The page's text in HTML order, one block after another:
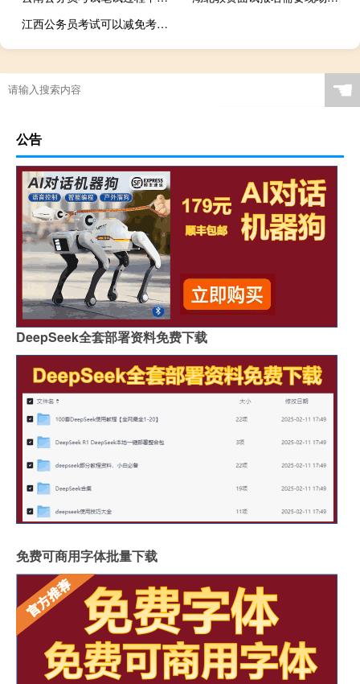
江西公务员考试可以减免考试费吗
☚
公告
DeepSeek全套部署资料免费下载
免费可商用字体批量下载